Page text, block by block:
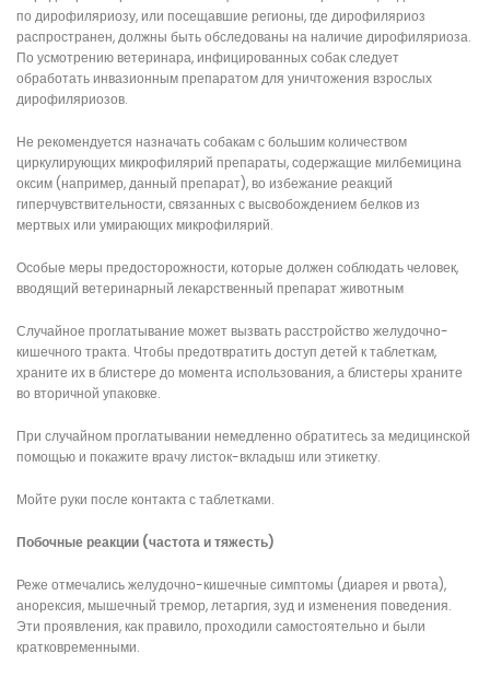
по дирофиляриозу, или посещавшие регионы, где дирофиляриоз
распространен, должны быть обследованы на наличие дирофиляриоза.
По усмотрению ветеринара, инфицированных собак следует
обработать инвазионным препаратом для уничтожения взрослых
дирофиляриозов.
Не рекомендуется назначать собакам с большим количеством
циркулирующих микрофилярий препараты, содержащие милбемицина
оксим (например, данный препарат), во избежание реакций
гиперчувствительности, связанных с высвобождением белков из
мертвых или умирающих микрофилярий.
Особые меры предосторожности, которые должен соблюдать человек,
вводящий ветеринарный лекарственный препарат животным
Случайное проглатывание может вызвать расстройство желудочно-
кишечного тракта. Чтобы предотвратить доступ детей к таблеткам,
храните их в блистере до момента использования, а блистеры храните
во вторичной упаковке.
При случайном проглатывании немедленно обратитесь за медицинской
помощью и покажите врачу листок-вкладыш или этикетку.
Мойте руки после контакта с таблетками.
Побочные реакции (частота и тяжесть)
Реже отмечались желудочно-кишечные симптомы (диарея и рвота),
анорексия, мышечный тремор, летаргия, зуд и изменения поведения.
Эти проявления, как правило, проходили самостоятельно и были
кратковременными.